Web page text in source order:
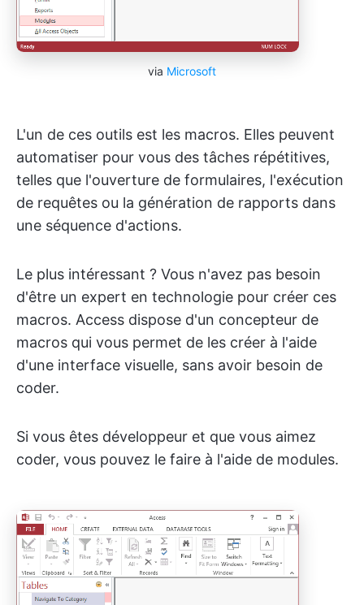
via Microsoft
L'un de ces outils est les macros. Elles peuvent
automatiser pour vous des tâches répétitives,
telles que l'ouverture de formulaires, l'exécution
de requêtes ou la génération de rapports dans
une séquence d'actions.
Le plus intéressant ? Vous n'avez pas besoin
d'être un expert en technologie pour créer ces
macros. Access dispose d'un concepteur de
macros qui vous permet de les créer à l'aide
d'une interface visuelle, sans avoir besoin de
coder.
Si vous êtes développeur et que vous aimez
coder, vous pouvez le faire à l'aide de modules.